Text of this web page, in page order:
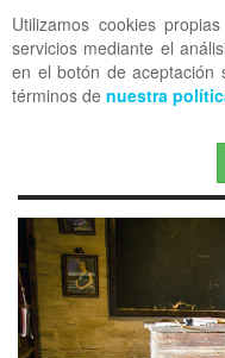
Utilizamos cookies
servicios mediante el
en el botón de aceptación
términos de nuestra
OFF CANVAS